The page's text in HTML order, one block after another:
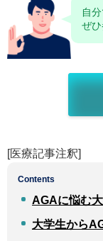
自
ぜひ
[医療記事注釈]
Contents
AGAに悩む
大学生から